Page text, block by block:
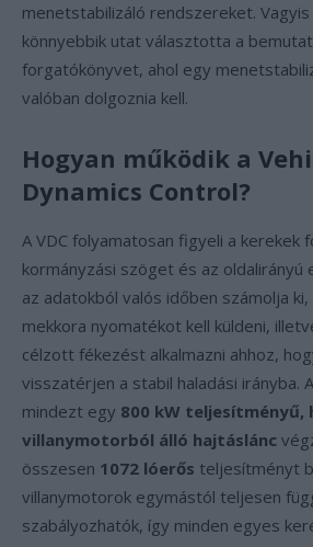
menetstabilizáló rendszereket. Vagyis
könnyebbik utat választotta a
forgatókönyvet, ahol egy
valóban dolgoznia kell.
Hogyan működik a
Dynamics Control?
A VDC folyamatosan figyeli a kerekek
kormányzási szöget és az oldalirányú
az adatokból valós időben számolja
mekkora nyomatékot kell küldeni,
célzott fékezést alkalmazni ahhoz,
visszatérjen a stabil haladási irányba.
mindezt egy 800 kW teljesítményű,
villanymotorból álló hajtáslánc
összesen 1072 lóerős teljesítményt
villanymotorok egymástól teljesen
szabályozhatók, így minden egyes